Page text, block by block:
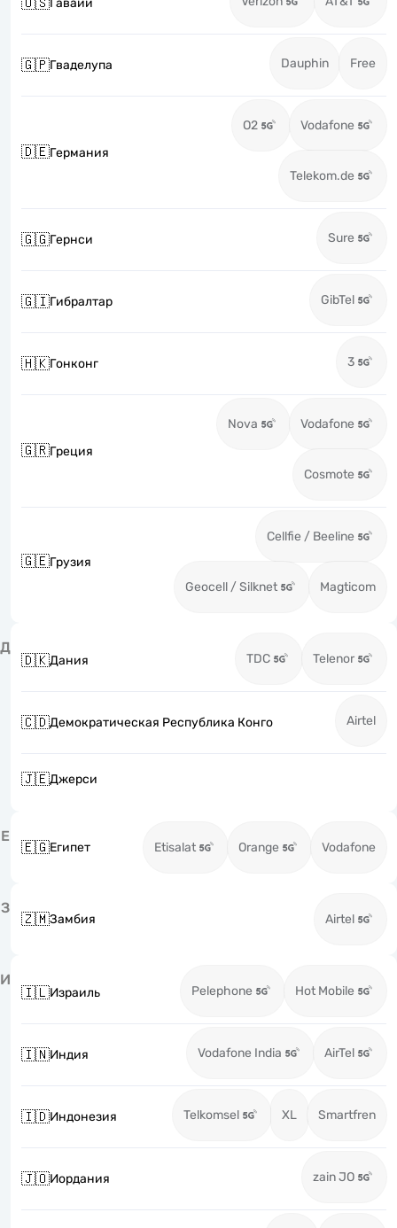
Гавайи
🇬🇵Гваделупа Dauphin Free
🇩🇪Германия
O2 Vodafone
Telekom.de
🇬🇬Гернси Sure
🇬🇮Гибралтар GibTel
🇭🇰Гонконг 3
🇬🇷Греция
Nova Vodafone
Cosmote
🇬🇪Грузия
Cellfie / Beeline
Geocell / Silknet Magticom
Д
🇩🇰Дания TDC Telenor
🇨🇩Демократическая Республика Конго Airtel
🇯🇪Джерси
Е
🇪🇬Египет Etisalat Orange Vodafone
З
🇿🇲Замбия Airtel
И
🇮🇱Израиль Pelephone Hot Mobile
🇮🇳Индия Vodafone India AirTel
🇮🇩Индонезия Telkomsel XL Smartfren
🇯🇴Иордания zain JO